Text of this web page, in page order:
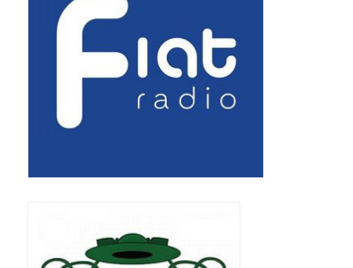
Stare fotografie
Galerie 2018
Pasterka 2018
Remont kościoła
Narodowy Dzień Pamięci “Żołnierzy
Wyklętych” 2018